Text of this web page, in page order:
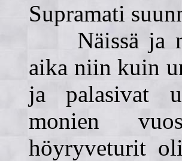
Supramati
Näissä ja
aika niin kuin
ja palasivat
monien
höyryveturit